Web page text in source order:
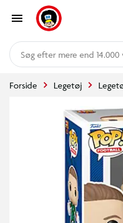
mere end 14.000
Forside Legetøj